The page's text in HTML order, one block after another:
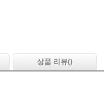
상품 리뷰()